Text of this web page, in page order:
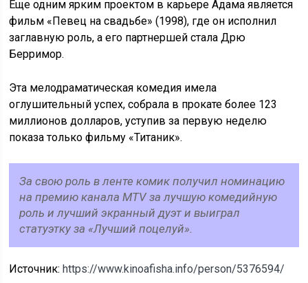
Еще одним ярким проектом в карьере Адама является
фильм «Певец на свадьбе» (1998), где он исполнил
заглавную роль, а его партнершей стала Дрю
Берримор.
Эта мелодраматическая комедия имела
оглушительный успех, собрала в прокате более 123
миллионов долларов, уступив за первую неделю
показа только фильму «Титаник».
За свою роль в ленте комик получил номинацию
на премию канала MTV за лучшую комедийную
роль и лучший экранный дуэт и выиграл
статуэтку за «Лучший поцелуй».
Источник:https://www.kinoafisha.info/person/5376594/